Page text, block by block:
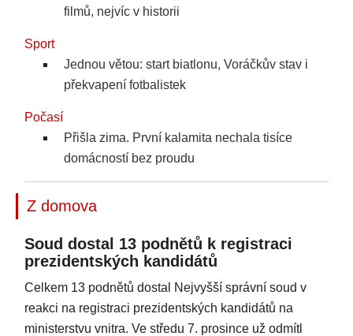
filmů, nejvíc v historii
Sport
Jednou větou: start biatlonu, Voráčkův stav i
překvapení fotbalistek
Počasí
Přišla zima. První kalamita nechala tisíce
domácností bez proudu
Z domova
Soud dostal 13 podnětů k registraci
prezidentských kandidátů
Celkem 13 podnětů dostal Nejvyšší správní soud v
reakci na registraci prezidentských kandidátů na
ministerstvu vnitra. Ve středu 7. prosince už odmítl